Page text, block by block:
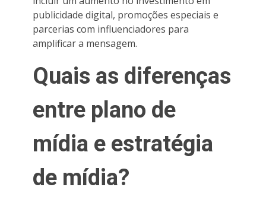
publicidade digital, promoções especiais e
parcerias com influenciadores para
amplificar a mensagem.
Quais as diferenças
entre plano de
mídia e estratégia
de mídia?